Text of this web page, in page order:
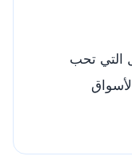
التي تحب